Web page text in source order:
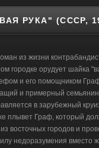
РУКА" (СССР,
из жизни
городке орудует шайка
и его помощником
и примерный
в зарубежный
плывет Граф, который
восточных городов и
недоразумения вместо